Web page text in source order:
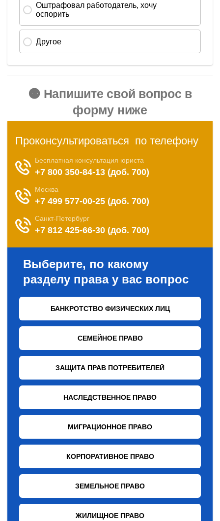
🟠 Напишите свой вопрос в
форму ниже